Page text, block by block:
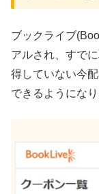
ブックライブ
アルされ、すで
得していない今
できるようになり